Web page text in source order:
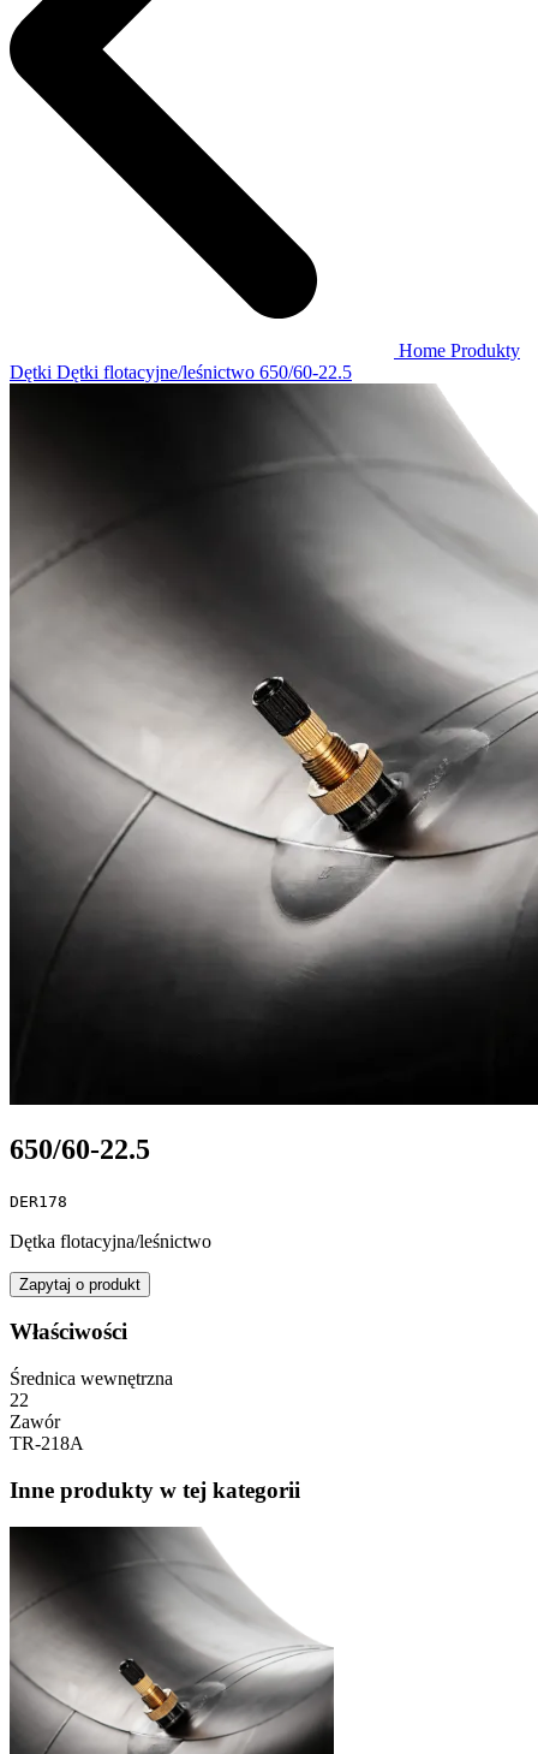
Home Produkty
Dętki Dętki flotacyjne/leśnictwo 650/60-22.5
650/60-22.5
DER178
Dętka flotacyjna/leśnictwo
Zapytaj o produkt
Właściwości
Średnica wewnętrzna
22
Zawór
TR-218A
Inne produkty w tej kategorii